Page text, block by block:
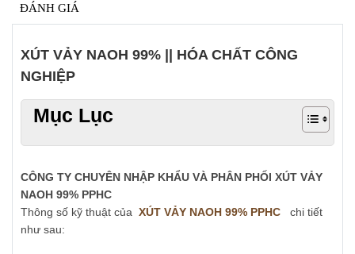
ĐÁNH GIÁ
XÚT VẢY NAOH 99% || HÓA CHẤT CÔNG
NGHIỆP
Mục Lục
CÔNG TY CHUYÊN NHẬP KHẨU VÀ PHÂN PHỐI XÚT VẢY
NAOH 99% PPHC
Thông số kỹ thuật của XÚT VẢY NAOH 99% PPHC
chi tiết
như sau: